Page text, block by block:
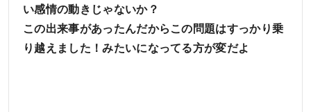
い感情の動きじゃないか？
この出来事があったんだからこの問題はすっかり乗
り越えました！みたいになってる方が変だよ